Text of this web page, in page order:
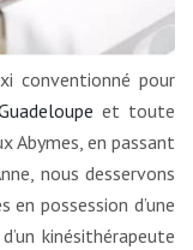
conventionné pour
et toute
Abymes, en passant
nous desservons
possession d’une
kinésithérapeute